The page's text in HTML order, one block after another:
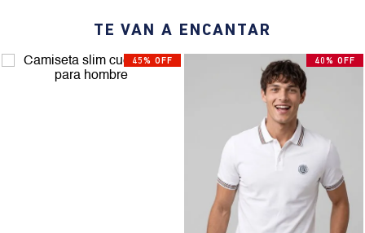
informales, donde se busca un look relajado pero sofisticado.
TE VAN A ENCANTAR
45% OFF 40% OFF